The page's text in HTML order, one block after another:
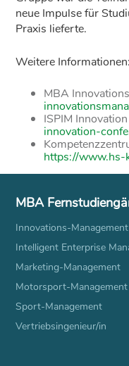
neue Impulse für
Praxis lieferte.
Weitere Informationen:
MBA
ISPIM
innovation-
https://www.hs-
MBA
Innovations-Management
Intelligent Enterprise
Marketing-Management
Motorsport-Management
Sport-Management
Vertriebsingenieur/in